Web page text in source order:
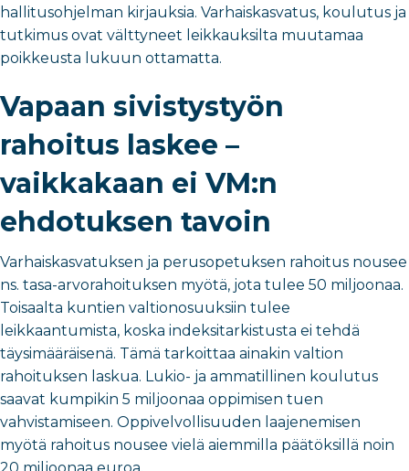
hallitusohjelman kirjauksia. Varhaiskasvatus, koulutus ja
tutkimus ovat välttyneet leikkauksilta muutamaa
poikkeusta lukuun ottamatta.
Vapaan sivistystyön
rahoitus laskee –
vaikkakaan ei VM:n
ehdotuksen tavoin
Varhaiskasvatuksen ja perusopetuksen rahoitus nousee
ns. tasa-arvorahoituksen myötä, jota tulee 50 miljoonaa.
Toisaalta kuntien valtionosuuksiin tulee
leikkaantumista, koska indeksitarkistusta ei tehdä
täysimääräisenä. Tämä tarkoittaa ainakin valtion
rahoituksen laskua. Lukio- ja ammatillinen koulutus
saavat kumpikin 5 miljoonaa oppimisen tuen
vahvistamiseen. Oppivelvollisuuden laajenemisen
myötä rahoitus nousee vielä aiemmilla päätöksillä noin